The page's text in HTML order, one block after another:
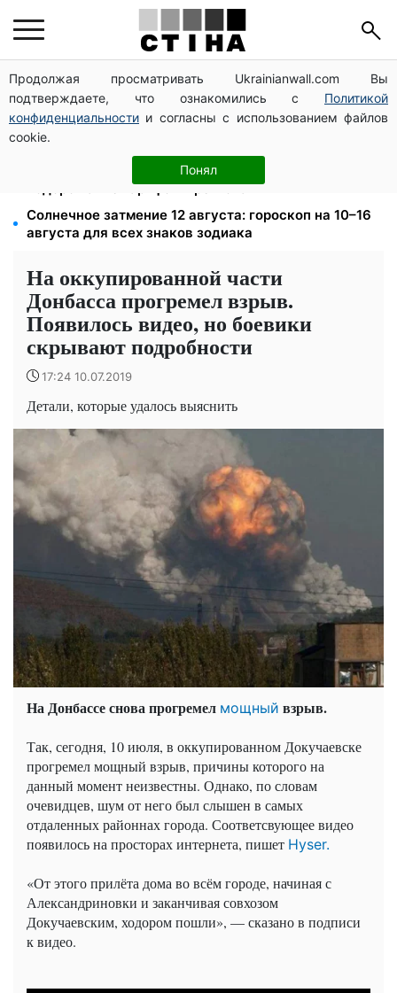
Продолжая просматривать Ukrainianwall.com Вы
подтверждаете, что ознакомились с Политикой
конфиденциальности и согласны с использованием файлов
cookie.
Понял
Среда 12 августа — самый опасный день недели:
что можно и нельзя делать с 10 по 16 августа
До 19 400 грн на дрова: ПФУ принимает заявления
на субсидию для владельцев печного отопления
125 грн за куб воды: закон №4777 запустил двойное
подорожание тарифов в регионах
Солнечное затмение 12 августа: гороскоп на 10–16
августа для всех знаков зодиака
На оккупированной части
Донбасса прогремел взрыв.
Появилось видео, но боевики
скрывают подробности
17:24 10.07.2019
Детали, которые удалось выяснить
На Донбассе снова прогремел мощный взрыв.
Так, сегодня, 10 июля, в оккупированном Докучаевске
прогремел мощный взрыв, причины которого на
данный момент неизвестны. Однако, по словам
очевидцев, шум от него был слышен в самых
отдаленных районнах города. Соответсвующее видео
появилось на просторах интернета, пишет Hyser.
«От этого прилёта дома во всём городе, начиная с
Александриновки и заканчивая совхозом
Докучаевским, ходором пошли», — сказано в подписи
к видео.